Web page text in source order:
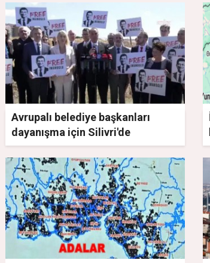
Avrupalı belediye başkanları
dayanışma için Silivri'de